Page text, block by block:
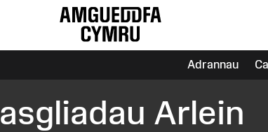
Adrannau
Arlein